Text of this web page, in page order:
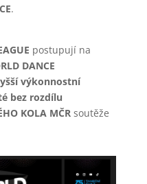
.
postupují na
DANCE
výkonnostní
bez rozdílu
KOLA MČRsoutěže